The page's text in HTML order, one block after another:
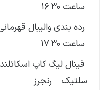
ساعت ۱۶:۳۰
رده بندی والیبال
ساعت ۱۷:۳۰
فینال لیگ کاپ اسکاتلند
سلتیک – رنجرز